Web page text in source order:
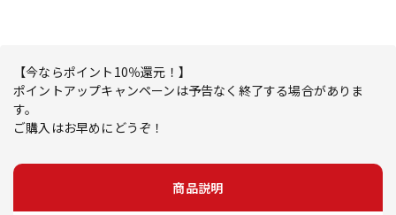
【今ならポイント10％還元！】
ポイントアップキャンペーンは予告なく終了する場合がありま
す。
ご購入はお早めにどうぞ！
商品説明